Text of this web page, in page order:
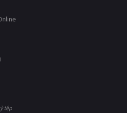
tệp